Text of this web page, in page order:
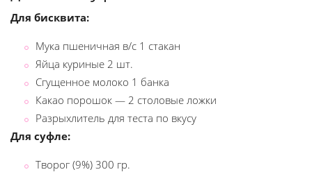
Для бисквита:
Мука пшеничная в/с 1 стакан
Яйца куриные 2 шт.
Сгущенное молоко 1 банка
Какао порошок — 2 столовые ложки
Разрыхлитель для теста по вкусу
Для суфле:
Творог (9%) 300 гр.